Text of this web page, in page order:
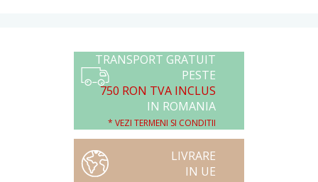
TRANSPORT GRATUIT
PESTE
750 RON TVA INCLUS
IN ROMANIA
* VEZI TERMENI SI CONDITII
LIVRARE
IN UE